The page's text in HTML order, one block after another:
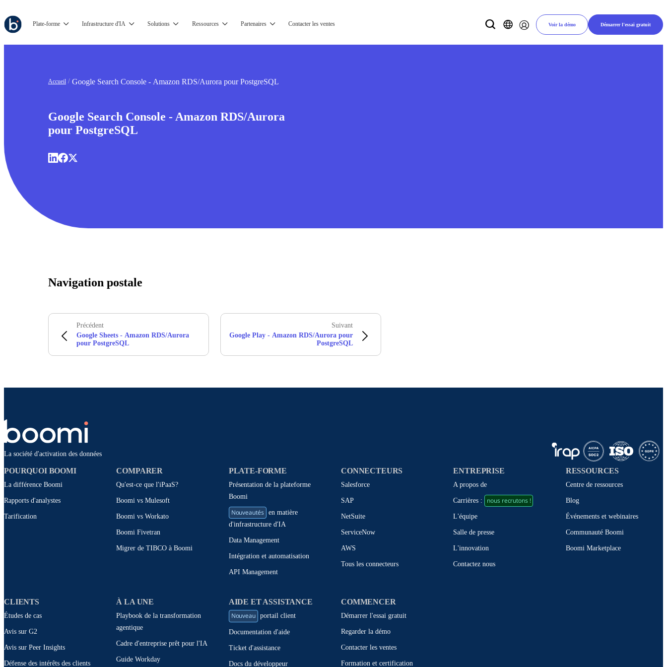
Plate-forme Infrastructure d'IA Solutions Ressources Partenaires Contacter les ventes Voir la démo Démarrer l'essai gratuit
Accueil Google Search Console - Amazon RDS/Aurora pour PostgreSQL
Google Search Console - Amazon RDS/Aurora
pour PostgreSQL
Navigation postale
Précédent
Google Sheets - Amazon RDS/Aurora
pour PostgreSQL
Suivant
Google Play - Amazon RDS/Aurora pour
PostgreSQL
La société d'activation des données
POURQUOI BOOMI
La différence Boomi
Rapports d'analystes
Tarification
COMPARER
Qu'est-ce que l'iPaaS?
Boomi vs Mulesoft
Boomi vs Workato
Boomi Fivetran
Migrer de TIBCO à Boomi
PLATE-FORME
Présentation de la plateforme
Boomi
Nouveautés
en matière
d'infrastructure d'IA
Data Management
Intégration et automatisation
API Management
CONNECTEURS
Salesforce
SAP
NetSuite
ServiceNow
AWS
Tous les connecteurs
ENTREPRISE
A propos de
Carrières : nous recrutons !
L'équipe
Salle de presse
L'innovation
Contactez nous
RESSOURCES
Centre de ressources
Blog
Événements et webinaires
Communauté Boomi
Boomi Marketplace
CLIENTS
Études de cas
Avis sur G2
Avis sur Peer Insights
Défense des intérêts des clients
À LA UNE
Playbook de la transformation
agentique
Cadre d'entreprise prêt pour l'IA
Guide Workday
AIDE ET ASSISTANCE
Nouveau
portail client
Documentation d'aide
Ticket d'assistance
Docs du développeur
COMMENCER
Démarrer l'essai gratuit
Regarder la démo
Contacter les ventes
Formation et certification